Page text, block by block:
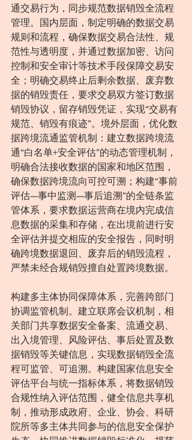
通交易行为，同步规范数据销毁全流程
管理。国内层面，制定明确的数据交易
规则和流程，确保数据交易合法性、规
范性与透明度，并通过数据加密、访问
控制和安全审计等技术手段保障交易安
全；明确交易终止后剩余数据、废弃数
据的销毁责任，要求交易双方签订数据
销毁协议，留存销毁凭证，实现“交易有
规范、销毁有痕迹”。境外层面，优化数
据跨境流通监管机制：建立数据跨境流
通“白名单+安全评估”的动态管理机制，
明确合法接收数据的国家和地区范围，
确保数据跨境流向可控可溯；构建“事前
评估—事中监测—事后追溯”的全链条监
管体系，要求数据运营商在境内完成信
息数据的采集和存储，在出境前进行安
全评估并提交相应的安全报告，同时明
确跨境数据退回、废弃后的销毁流程，
严禁未经合规销毁擅自处置跨境数据。
构建多主体协同保障体系，完善跨部门
协调监管机制。建立联席会议机制，相
关部门共享数据安全备案、流通交易、
出入境管理、风险评估、事后处置及数
据销毁等关键信息，实现数据销毁全流
程可监管、可追溯。构建国家信息安全
评估平台与统一指标体系，将数据销毁
合规性纳入评估范围，健全信息共享机
制，推动形成政府、企业、协会、科研
院所等多主体共同参与的信息安全保护